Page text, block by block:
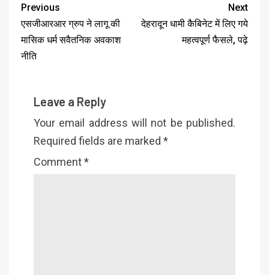
Previous
एसजीआरआर ग्रुप ने लागू की
मासिक धर्म सवैतनिक अवकाश
नीति
Next
देहरादून धामी कैबिनेट में लिए गये
महत्वपूर्ण फैसले, पढ़े
Leave a Reply
Your email address will not be published.
Required fields are marked *
Comment*